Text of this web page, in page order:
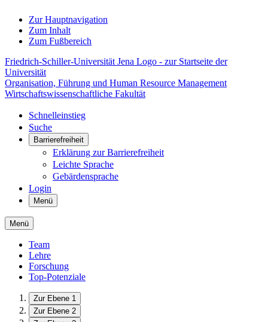
Zur Hauptnavigation
Zum Inhalt
Zum Fußbereich
Friedrich-Schiller-Universität Jena Logo - zur Startseite der
Universität
Organisation, Führung und Human Resource Management
Wirtschaftswissenschaftliche Fakultät
Schnelleinstieg
Suche
Barrierefreiheit
Erklärung zur Barrierefreiheit
Leichte Sprache
Gebärdensprache
Login
Menü
Menü
Team
Lehre
Forschung
Top-Potenziale
Zur Ebene 1
Zur Ebene 2